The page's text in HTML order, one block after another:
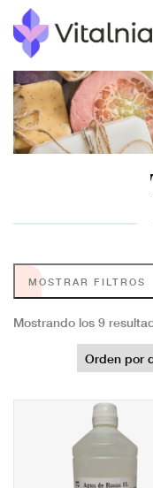
MOSTRAR FILTROS
Mostrando los 9